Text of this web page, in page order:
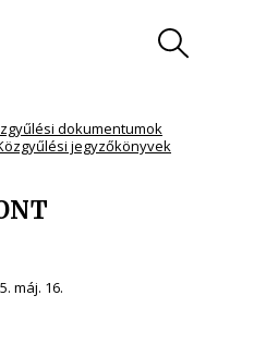
dokumentumok
jegyzőkönyvek
máj. 16.